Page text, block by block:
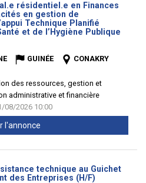
résidentiel.e en Finances
en gestion de
Technique Planifié
et de l’Hygiène Publique
GUINÉE
CONAKRY
des ressources, gestion et
administrative et financière
08/2026 10:00
l'annonce
technique au Guichet
des Entreprises (H/F)